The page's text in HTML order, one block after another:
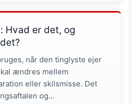
Hvad er det, og
når den tinglyste ejer
ændres mellem
eller skilsmisse. Det
og...